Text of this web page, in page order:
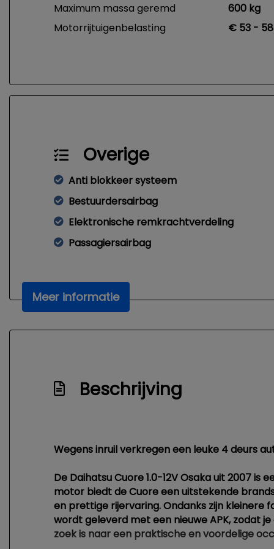
Maximum massa geremd
600 kg
Motorrijtuigenbelasting
€ 53 -
Overige
Anti blokkeer systeem
Bestuurdersairbag
Elektronische remkrachtverdeling
Passagiersairbag
Meer informatie
Beschrijving
Wegens inruil verkregen een leuke 4 deurs
De Daihatsu Cuore 1.0-12V Osaka uit 2007
motor biedt de Cuore een uitstekende
en prettige rijervaring. Ondanks zijn kleinere
wordt geleverd met een nieuwe APK, zodat
zoek is naar een praktische en voordelige